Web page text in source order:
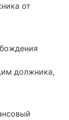
от
должника,